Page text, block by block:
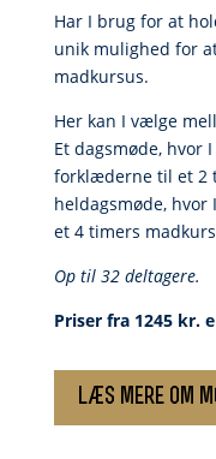
Har I brug for at
unik mulighed for
madkursus.
Her kan I vælge
Et dagsmøde, hvor
forklæderne til et 2
heldagsmøde,
et 4 timers
Op til 32 deltagere.
Priser fra 1245 kr.
læs mere om